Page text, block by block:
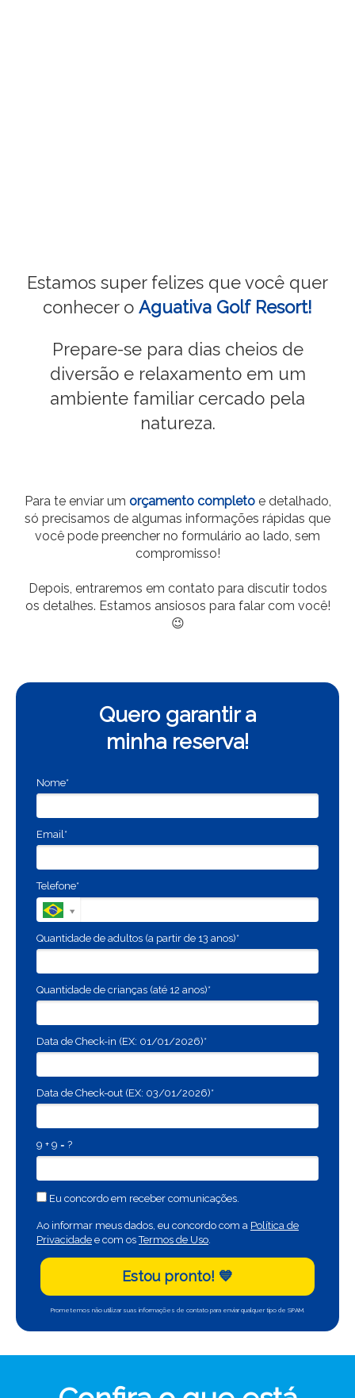
Estamos super felizes que você quer
conhecer o Aguativa Golf Resort!
Prepare-se para dias cheios de
diversão e relaxamento em um
ambiente familiar cercado pela
natureza.
Para te enviar um orçamento completoe detalhado,
só precisamos de algumas informações rápidas que
você pode preencher no formulário ao lado, sem
compromisso!
Depois, entraremos em contato para discutir todos
os detalhes. Estamos ansiosos para falar com você!
😉
Quero garantir a
minha reserva!
Nome*
Email*
Telefone*
Quantidade de adultos (a partir de 13 anos)*
Quantidade de crianças (até 12 anos)*
Data de Check-in (EX: 01/01/2026)*
Data de Check-out (EX: 03/01/2026)*
9 + 9 = ?
Eu concordo em receber comunicações.
Ao informar meus dados, eu concordo com a Política de
Privacidade e com osTermos de Uso
Estou pronto! 💙
Prometemos não utilizar suas informações de contato para enviar qualquer tipo de SPAM.